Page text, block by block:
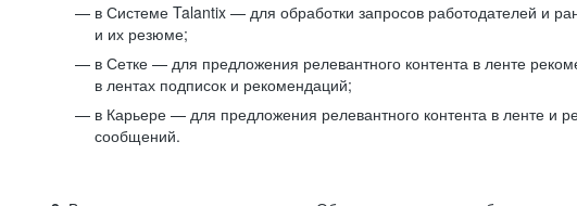
в Системе Talantix — для обработки запросов работодателей и
и их резюме;
в Сетке — для предложения релевантного контента в ленте
в лентах подписок и рекомендаций;
в Карьере — для предложения релевантного контента в ленте
сообщений.